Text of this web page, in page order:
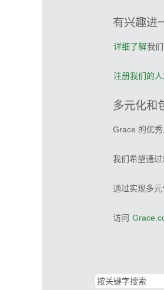
有兴趣进
详细了解我
注册我们的
多元化和
Grace 的优秀
我们希望通
通过实现多元
访问